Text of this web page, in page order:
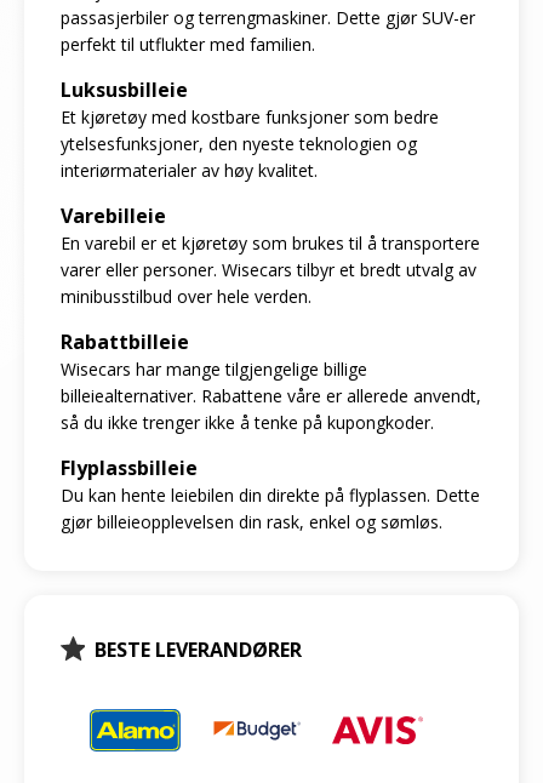
passasjerbiler og terrengmaskiner. Dette gjør SUV-er
perfekt til utflukter med familien.
Luksusbilleie
Et kjøretøy med kostbare funksjoner som bedre
ytelsesfunksjoner, den nyeste teknologien og
interiørmaterialer av høy kvalitet.
Varebilleie
En varebil er et kjøretøy som brukes til å transportere
varer eller personer. Wisecars tilbyr et bredt utvalg av
minibusstilbud over hele verden.
Rabattbilleie
Wisecars har mange tilgjengelige billige
billeiealternativer. Rabattene våre er allerede anvendt,
så du ikke trenger ikke å tenke på kupongkoder.
Flyplassbilleie
Du kan hente leiebilen din direkte på flyplassen. Dette
gjør billeieopplevelsen din rask, enkel og sømløs.
BESTE LEVERANDØRER